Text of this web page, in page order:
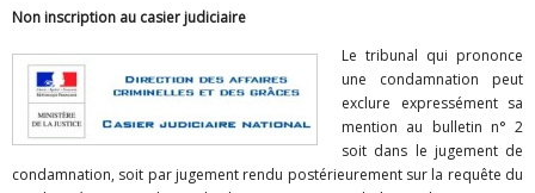
Non inscription au casier judiciaire
Le tribunal qui prononce
une condamnation peut
exclure expressément sa
mention au bulletin n° 2
soit dans le jugement de
condamnation, soit par jugement rendu postérieurement sur la requête du